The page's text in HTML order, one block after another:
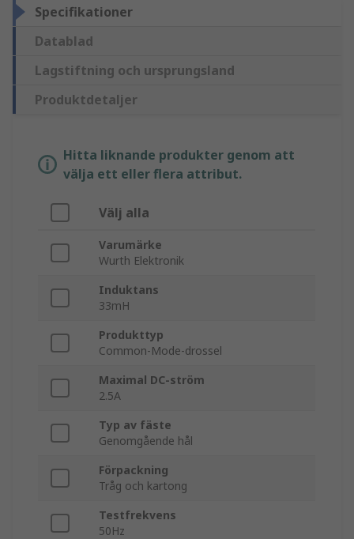
Specifikationer
Datablad
Lagstiftning och ursprungsland
Produktdetaljer
Hitta liknande produkter genom att
välja ett eller flera attribut.
Välj alla
Varumärke
Wurth Elektronik
Induktans
33mH
Produkttyp
Common-Mode-drossel
Maximal DC-ström
2.5A
Typ av fäste
Genomgående hål
Förpackning
Tråg och kartong
Testfrekvens
50Hz